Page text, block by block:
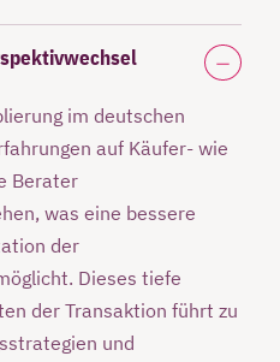
im deutschen
auf Käufer- wie
Berater
was eine bessere
der
Dieses tiefe
der Transaktion führt zu
und